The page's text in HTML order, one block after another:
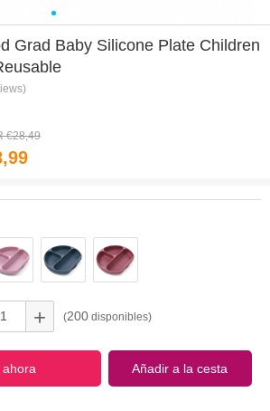
Grad Baby Silicone Plate Children
€28,49
+ (200 disponibles)